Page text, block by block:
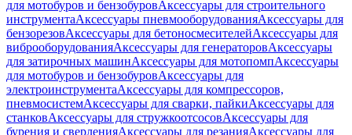
для мотобуров и бензобуровАксессуары для строительного
инструментаАксессуары пневмооборудованияАксессуары для
бензорезовАксессуары для бетоносмесителейАксессуары для
виброоборудованияАксессуары для генераторовАксессуары
для затирочных машинАксессуары для мотопомпАксессуары
для мотобуров и бензобуровАксессуары для
электроинструментаАксессуары для компрессоров,
пневмосистемАксессуары для сварки, пайкиАксессуары для
станковАксессуары для стружкоотсосовАксессуары для
бурения и сверленияАксессуары для резанияАксессуары для